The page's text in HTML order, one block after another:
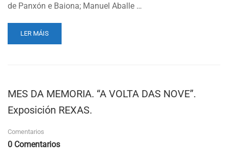
de Panxón e Baiona; Manuel Aballe …
READ
MORE
DOS
LXXXIV
LER MÁIS
MES DA MEMORIA. “A VOLTA DAS NOVE”.
Exposición REXAS.
Comentarios
0 Comentarios